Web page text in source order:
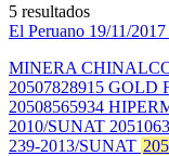
5 resultados
El Peruano 19/11/2017
MINERA
20507828915 GOLD
20508565934
2010/SUNAT
239-2013/SUNAT